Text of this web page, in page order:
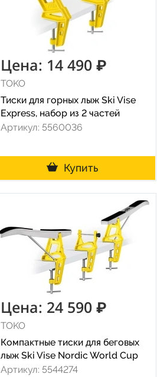
Цена: 14 490 ₽
TOKO
Тиски для горных лыж Ski Vise
Express, набор из 2 частей
Артикул: 5560036
Купить
Цена: 24 590 ₽
TOKO
Компактные тиски для беговых
лыж Ski Vise Nordic World Cup
Артикул: 5544274